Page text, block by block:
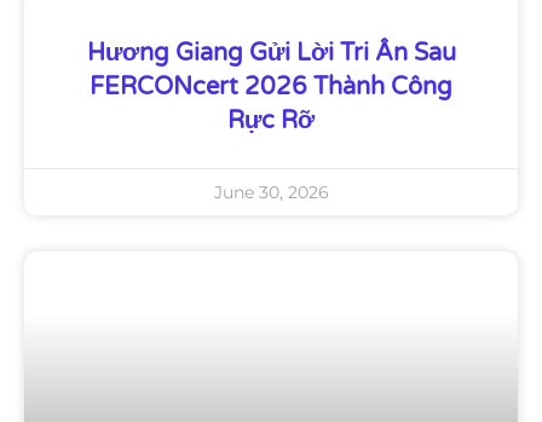
Hương Giang Gửi Lời Tri Ân Sau
FERCONcert 2026 Thành Công
Rực Rỡ
June 30, 2026